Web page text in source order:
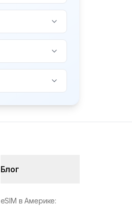
Блог
eSIM в Америке: